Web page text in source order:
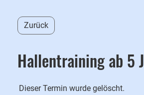
Zurück
Hallentraining ab 5 J
Dieser Termin wurde gelöscht.